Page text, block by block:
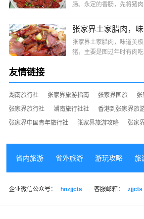
肠。永定的香肠，先将猪
搅···
张家界土家腊肉，味
张家界土家腊肉，味道美
猪，主要是图过年时有肉
友情链接
湖南旅行社 张家界旅游指南 张家界国旅
张
张家界旅行社
湖南旅行社社 香港到张家界旅
张家界中国青年旅行社
张家界旅游攻略 张家
省内旅游 省外旅游 游玩攻略 旅
企业微信公众号： hnzjjcts 客服邮箱：